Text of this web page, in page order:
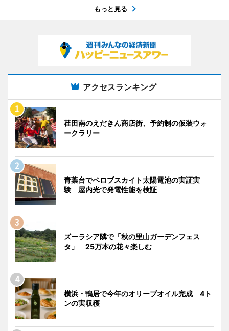
もっと見る
アクセスランキング
荏田南のえだきん商店街、予約制の仮装ウォ
ークラリー
青葉台でペロブスカイト太陽電池の実証実
験 屋内光で発電性能を検証
ズーラシア隣で「秋の里山ガーデンフェス
タ」 25万本の花々楽しむ
横浜・鴨居で今年のオリーブオイル完成 4ト
ンの実収穫